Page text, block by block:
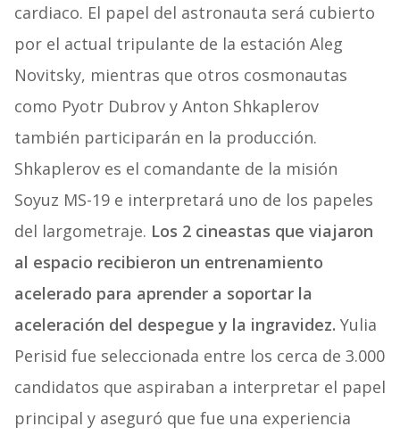
cardiaco. El papel del astronauta será cubierto
por el actual tripulante de la estación Aleg
Novitsky, mientras que otros cosmonautas
como Pyotr Dubrov y Anton Shkaplerov
también participarán en la producción.
Shkaplerov es el comandante de la misión
Soyuz MS-19 e interpretará uno de los papeles
del largometraje. Los 2 cineastas que viajaron
al espacio recibieron un entrenamiento
acelerado para aprender a soportar la
aceleración del despegue y la ingravidez. Yulia
Perisid fue seleccionada entre los cerca de 3.000
candidatos que aspiraban a interpretar el papel
principal y aseguró que fue una experiencia